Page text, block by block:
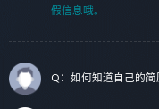
假信息哦。
Q：如何知道自己的简